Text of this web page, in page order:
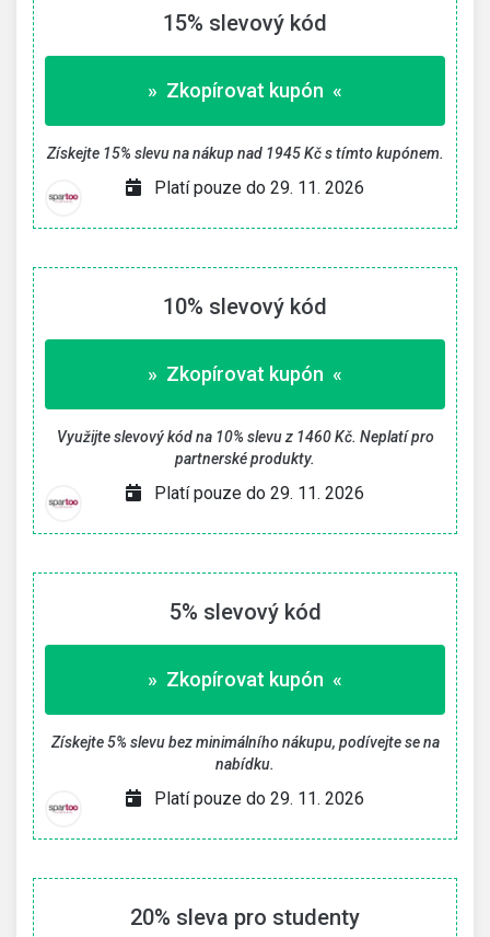
15% slevový kód
» Zkopírovat kupón «
Získejte 15% slevu na nákup nad 1945 Kč s tímto kupónem.
Platí pouze do 29. 11. 2026
10% slevový kód
» Zkopírovat kupón «
Využijte slevový kód na 10% slevu z 1460 Kč. Neplatí pro
partnerské produkty.
Platí pouze do 29. 11. 2026
5% slevový kód
» Zkopírovat kupón «
Získejte 5% slevu bez minimálního nákupu, podívejte se na
nabídku.
Platí pouze do 29. 11. 2026
20% sleva pro studenty